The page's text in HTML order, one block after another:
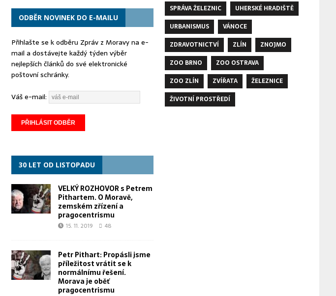
ODBĚR NOVINEK DO E-MAILU
Přihlašte se k odběru Zpráv z Moravy na e-
mail a dostávejte každý týden výběr
nejlepších článků do své elektronické
poštovní schránky.
Váš e-mail:
30 LET OD LISTOPADU
VELKÝ ROZHOVOR s Petrem
Pithartem. O Moravě,
zemském zřízení a
pragocentrismu
15. 11. 2019 48
Petr Pithart: Propásli jsme
příležitost vrátit se k
normálnímu řešení.
Morava je oběť
pragocentrismu
SPRÁVA ŽELEZNIC
UHERSKÉ HRADIŠTĚ
URBANISMUS
VÁNOCE
ZDRAVOTNICTVÍ
ZLÍN
ZNOJMO
ZOO BRNO
ZOO OSTRAVA
ZOO ZLÍN
ZVÍŘATA
ŽELEZNICE
ŽIVOTNÍ PROSTŘEDÍ